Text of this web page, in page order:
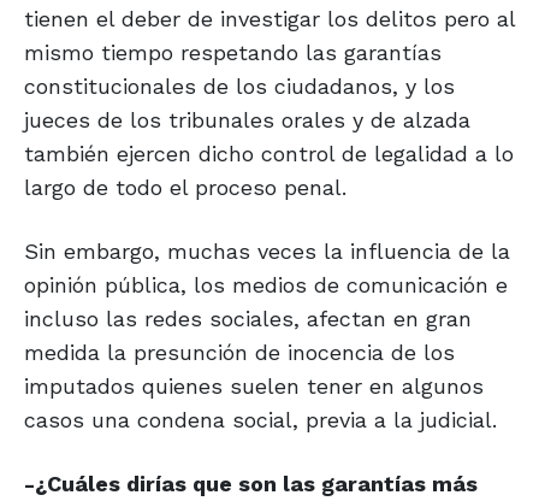
tienen el deber de investigar los delitos pero al
mismo tiempo respetando las garantías
constitucionales de los ciudadanos, y los
jueces de los tribunales orales y de alzada
también ejercen dicho control de legalidad a lo
largo de todo el proceso penal.
Sin embargo, muchas veces la influencia de la
opinión pública, los medios de comunicación e
incluso las redes sociales, afectan en gran
medida la presunción de inocencia de los
imputados quienes suelen tener en algunos
casos una condena social, previa a la judicial.
-¿Cuáles dirías que son las garantías más